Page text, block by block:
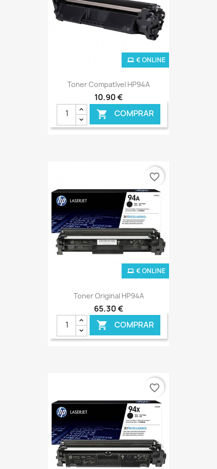
Toner Compatível HP94A
10,90 €
 COMPRAR
€ ONLINE
Toner Original HP94A
65,30 €
 COMPRAR
€ ONLINE
favorite_border
favorite_border